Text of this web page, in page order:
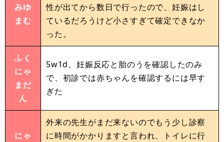
みゆ
まむ
性が出てから数日で行ったので、妊娠はし
ているだろうけど小さすぎて確定できなか
った。
ふく
にゃ
まだ
ん
5w1d、妊娠反応と胎のうを確認したのみ
で、初診では赤ちゃんを確認するには早す
ぎた
にゃ
外来の先生がまだ来ないのでもう少し診察
に時間がかかりますと言われ、トイレに行